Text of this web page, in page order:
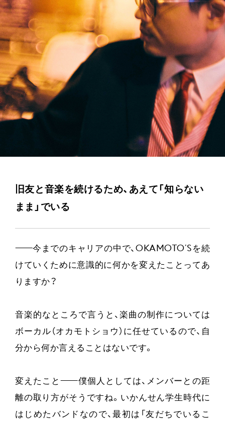
旧友と音楽を続けるため、あえて「知らない
まま」でいる
——今までのキャリアの中で、OKAMOTO’Sを続
けていくために意識的に何かを変えたことってあ
りますか？
音楽的なところで言うと、楽曲の制作については
ボーカル（オカモトショウ）に任せているので、自
分から何か言えることはないです。
変えたこと——僕個人としては、メンバーとの距
離の取り方がそうですね。いかんせん学生時代に
はじめたバンドなので、最初は「友だちでいるこ